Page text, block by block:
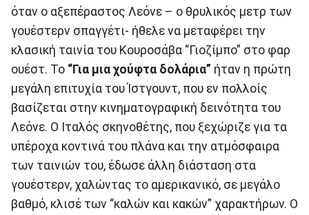
όταν ο αξεπέραστος Λεόνε – ο θρυλικός μετρ των
γουέστερν σπαγγέτι- ήθελε να μεταφέρει την
κλασική ταινία του Κουροσάβα “Γιοζίμπο” στο φαρ
ουέστ. Το “Για μια χούφτα δολάρια” ήταν η πρώτη
μεγάλη επιτυχία του Ίστγουντ, που εν πολλοίς
βασίζεται στην κινηματογραφική δεινότητα του
Λεόνε. Ο Ιταλός σκηνοθέτης, που ξεχώριζε για τα
υπέροχα κοντινά του πλάνα και την ατμόσφαιρα
των ταινιών του, έδωσε άλλη διάσταση στα
γουέστερν, χαλώντας το αμερικανικό, σε μεγάλο
βαθμό, κλισέ των “καλών και κακών” χαρακτήρων. Ο